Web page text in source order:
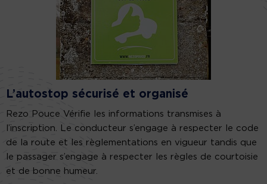
L’autostop sécurisé et organisé
Rezo Pouce Vérifie les informations transmises à
l’inscription. Le conducteur s’engage à respecter le code
de la route et les règlementations en vigueur tandis que
le passager s’engage à respecter les règles de courtoisie
et de bonne humeur.